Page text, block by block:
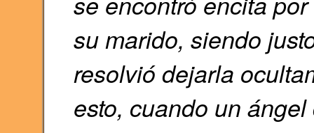
su marido, siendo
resolvió dejarla
esto, cuando un